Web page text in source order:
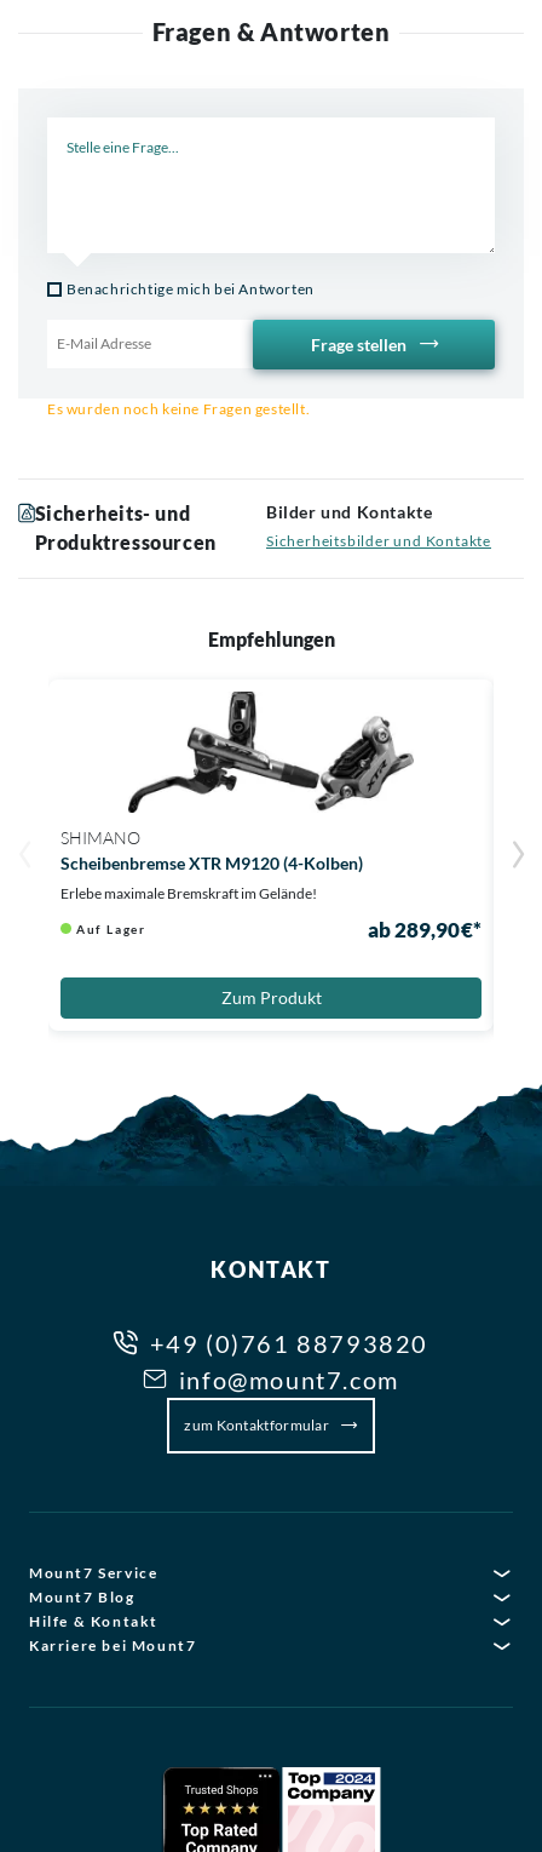
Fragen & Antworten
Benachrichtige mich bei Antworten
Frage stellen
Es wurden noch keine Fragen gestellt.
Sicherheits- und
Produktressourcen
Bilder und Kontakte
Sicherheitsbilder und Kontakte
Empfehlungen
SHIMANO
Scheibenbremse XTR M9120 (4-Kolben)
Erlebe maximale Bremskraft im Gelände!
Auf Lager ab 289,90 €*
Zum Produkt
KONTAKT
+49 (0)761 88793820
info@mount7.com
zum Kontaktformular
Mount7 Service
Mount7 Blog
Hilfe & Kontakt
Karriere bei Mount7